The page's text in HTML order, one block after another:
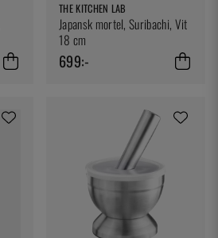
THE KITCHEN LAB
Japansk mortel, Suribachi, Vit
18 cm
699:-